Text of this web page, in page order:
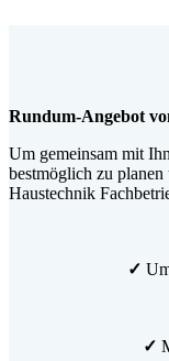
Rundum-Angebot
Um gemeinsam mit
bestmöglich zu planen
Haustechnik
✓
✓